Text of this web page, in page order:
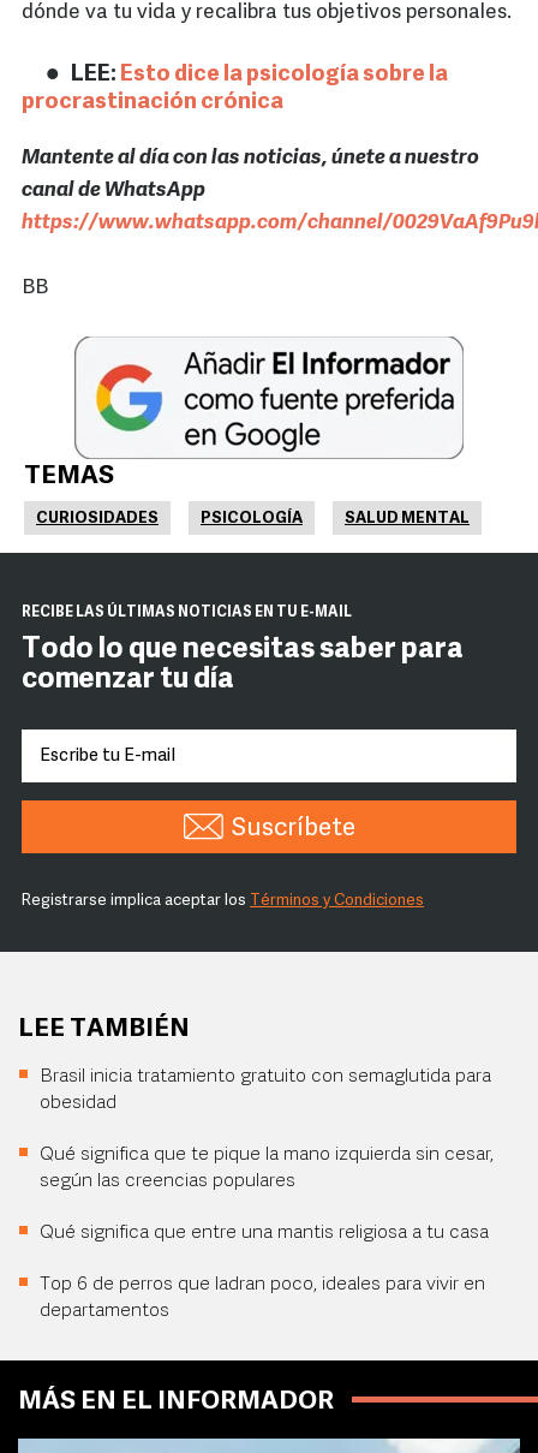
dónde va tu vida y recalibra tus objetivos personales.
LEE: Esto dice la psicología sobre la
procrastinación crónica
Mantente al día con las noticias, únete a nuestro
canal de WhatsApp
https://www.whatsapp.com/channel/
BB
TEMAS
CURIOSIDADES PSICOLOGÍA SALUD MENTAL
RECIBE LAS ÚLTIMAS NOTICIAS EN TU E-MAIL
Todo lo que necesitas saber para
comenzar tu día
Suscríbete
Registrarse implica aceptar los Términos y Condiciones
LEE TAMBIÉN
Brasil inicia tratamiento gratuito con semaglutida para
obesidad
Qué significa que te pique la mano izquierda sin cesar,
según las creencias populares
Qué significa que entre una mantis religiosa a tu casa
Top 6 de perros que ladran poco, ideales para vivir en
departamentos
MÁS EN EL INFORMADOR